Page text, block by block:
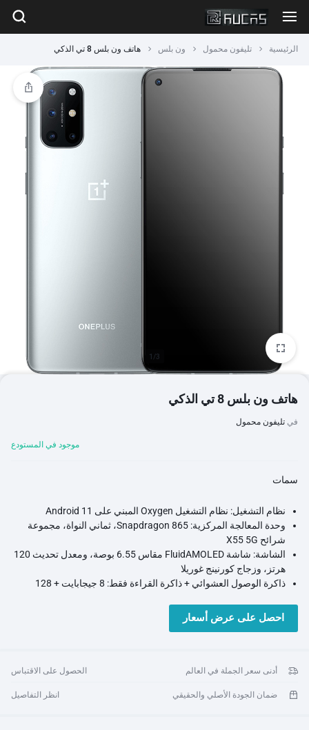
الرئيسية تليفون محمول ون بلس هاتف ون بلس 8 تي الذكي
1/3
هاتف ون بلس 8 تي الذكي
في تليفون محمول
موجود في المستودع
سمات
نظام التشغيل: نظام التشغيل Oxygen المبني على Android 11
وحدة المعالجة المركزية: Snapdragon 865، ثماني النواة، مجموعة
شرائح X55 5G
الشاشة: شاشة FluidAMOLED مقاس 6.55 بوصة، ومعدل تحديث 120
هرتز، وزجاج كورنينج غوريلا
ذاكرة الوصول العشوائي + ذاكرة القراءة فقط: 8 جيجابايت + 128
f/2.45
البطارية: 4500 مللي أمبير، شحن Warp Charge65 (10 فولت/6.5
احصل على عرض أسعار
أدنى سعر الجملة في العالم الحصول على الاقتباس
ضمان الجودة الأصلي والحقيقي انظر التفاصيل